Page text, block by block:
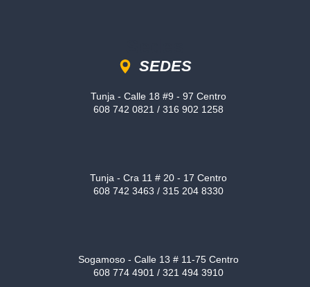
SEDES
Tunja - Calle 18 #9 - 97 Centro
608 742 0821 / 316 902 1258
Tunja - Cra 11 # 20 - 17 Centro
608 742 3463 / 315 204 8330
Sogamoso - Calle 13 # 11-75 Centro
608 774 4901 / 321 494 3910